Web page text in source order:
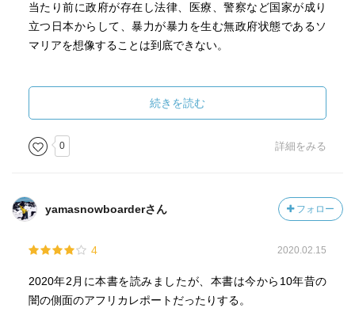
当たり前に政府が存在し法律、医療、警察など国家が成り
立つ日本からして、暴力が暴力を生む無政府状態であるソ
マリアを想像することは到底できない。
己中心的な先進国であることが少なくないことをまざまざ
と見せられ、衝撃を覚えた。
この問題を扱うにはあまりに大きすぎるし、何より自分と
まずは自分のことから成し遂げていきたい。
続きを読む
0 詳細をみる
yamasnowboarderさん フォロー
4 2020.02.15
2020年2月に本書を読みましたが、本書は今から10年昔の
闇の側面のアフリカレポートだったりする。